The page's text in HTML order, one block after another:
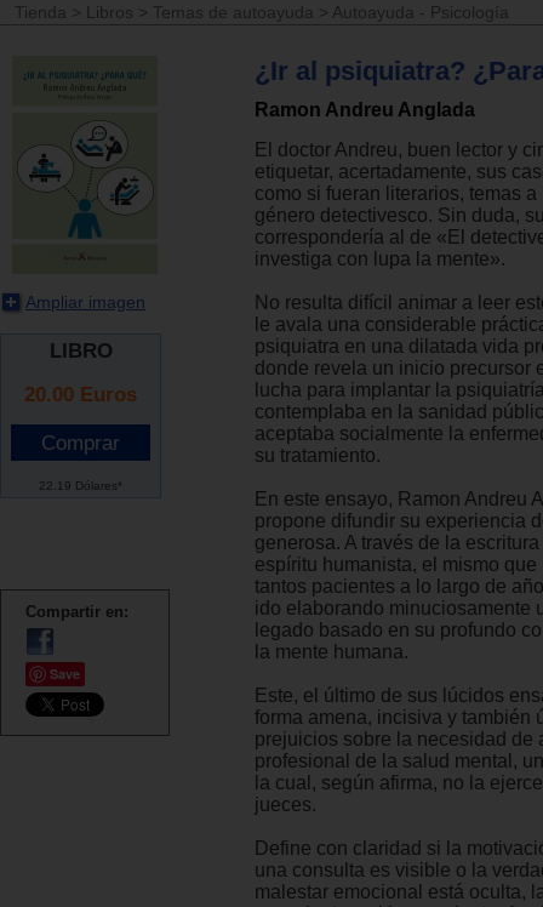
Tienda > Libros > Temas de autoayuda > Autoayuda - Psicología
Ampliar imagen
LIBRO
20.00 Euros
22.19 Dólares*
Compartir en:
Save
¿Ir al psiquiatra?
Ramon Andreu Anglada
El doctor Andreu, buen lector y
etiquetar, acertadamente, sus
como si fueran literarios, temas a
género detectivesco. Sin duda,
correspondería al de «El
investiga con lupa la mente».
No resulta difícil animar a leer
le avala una considerable
psiquiatra en una dilatada vida
donde revela un inicio precursor
lucha para implantar la
contemplaba en la sanidad
aceptaba socialmente la
su tratamiento.
En este ensayo, Ramon Andreu
propone difundir su experiencia
generosa. A través de la
espíritu humanista, el mismo que
tantos pacientes a lo largo de
ido elaborando minuciosamente
legado basado en su profundo
la mente humana.
Este, el último de sus lúcidos
forma amena, incisiva y también
prejuicios sobre la necesidad de
profesional de la salud mental,
la cual, según afirma, no la
jueces.
Define con claridad si la
una consulta es visible o la
malestar emocional está oculta,